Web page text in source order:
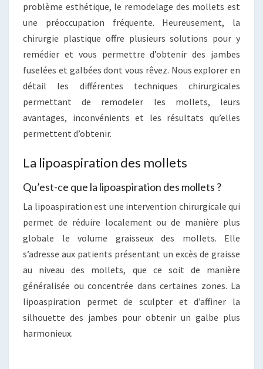
problème esthétique, le remodelage des mollets est
une préoccupation fréquente. Heureusement, la
chirurgie plastique offre plusieurs solutions pour y
remédier et vous permettre d’obtenir des jambes
fuselées et galbées dont vous rêvez. Nous explorer en
détail les différentes techniques chirurgicales
permettant de remodeler les mollets, leurs
avantages, inconvénients et les résultats qu’elles
permettent d’obtenir.
La lipoaspiration des mollets
Qu’est-ce que la lipoaspiration des mollets ?
La lipoaspiration est une intervention chirurgicale qui
permet de réduire localement ou de manière plus
globale le volume graisseux des mollets. Elle
s’adresse aux patients présentant un excès de graisse
au niveau des mollets, que ce soit de manière
généralisée ou concentrée dans certaines zones. La
lipoaspiration permet de sculpter et d’affiner la
silhouette des jambes pour obtenir un galbe plus
harmonieux.